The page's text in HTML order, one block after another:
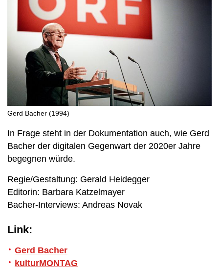
Gerd Bacher (1994)
In Frage steht in der Dokumentation auch, wie Gerd
Bacher der digitalen Gegenwart der 2020er Jahre
begegnen würde.
Regie/Gestaltung: Gerald Heidegger
Editorin: Barbara Katzelmayer
Bacher-Interviews: Andreas Novak
Link:
Gerd Bacher
kulturMONTAG